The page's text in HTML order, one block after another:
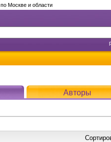
Москве и области
Авторы